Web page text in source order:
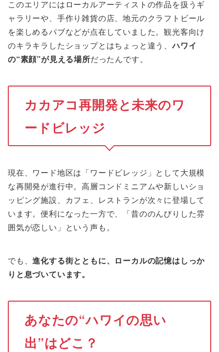
このエリアにはローカルアーティストの作品を扱うギ
ャラリーや、手作り雑貨の店、地元のクラフトビール
を楽しめるパブなどが点在していました。観光客向け
のキラキラしたショップとはちょっと違う、ハワイ
の“素顔”が見える場所だったんです。
カカアコ再開発と未来のワ
ードビレッジ
現在、ワード地区は「ワードビレッジ」として大規模
な再開発が進行中。高層コンドミニアムや新しいショ
ッピング施設、カフェ、レストランが次々に登場して
います。便利になった一方で、「昔ののんびりした雰
囲気が恋しい」という声も。
でも、進化する街とともに、ローカルの記憶はしっか
りと息づいています。
あなたの“ハワイの思い
出”はどこ？